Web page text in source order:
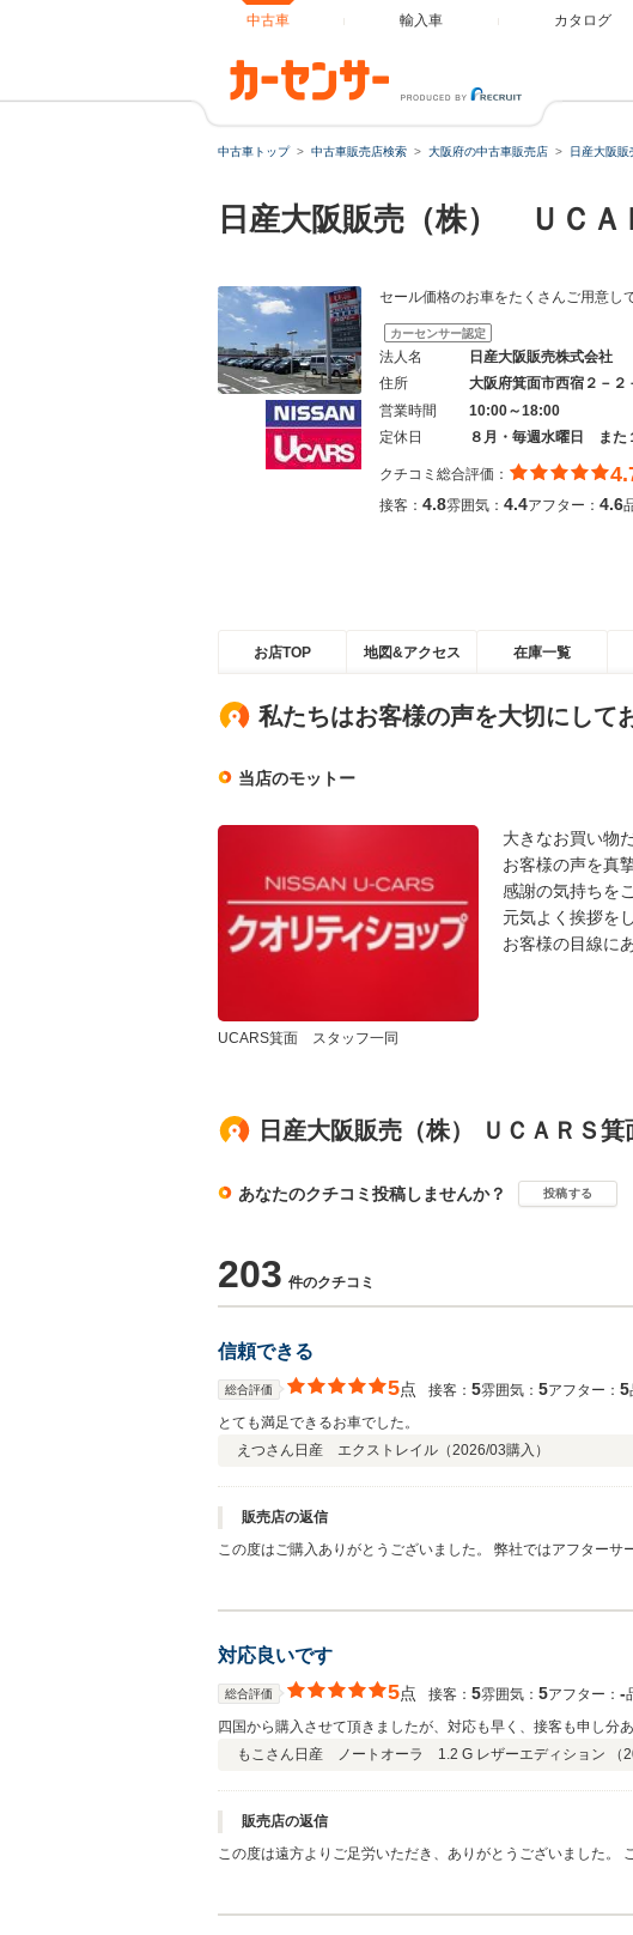
中古車 輸入車 カタログ
中古車トップ 中古車販売店検索 大阪府の中古車販売店 日産大阪
日産大阪販売（株） ＵＣＡ
セール価格のお車をたくさんご用意し
カーセンサー認定
法人名
日産大阪販売株式会社
住所
大阪府箕面市西宿２－２
営業時間
10:00～18:00
定休日
８月・毎週水曜日 また
クチコミ総合評価：
接客： 4.8雰囲気： 4.4アフター： 4.6
お店TOP 地図&アクセス 在庫一覧
私たちはお客様の声を大切にして
当店のモットー
UCARS箕面 スタッフ一同
大きなお買い物
お客様の声を真
感謝の気持ちを
元気よく挨拶を
お客様の目線に
日産大阪販売（株） ＵＣＡＲＳ
あなたのクチコミ投稿しませんか？ 投稿する
203 件のクチコミ
信頼できる
総合評価 5点 接客： 5雰囲気： 5アフター： 5
とても満足できるお車でした。
えつさん 日産 エクストレイル（2026/03購入）
販売店の返信
この度はご購入ありがとうございました。 弊社ではアフター
対応良いです
総合評価 5点 接客： 5雰囲気： 5アフター： ‐
四国から購入させて頂きましたが、対応も早く、接客も申し分
もこさん 日産 ノートオーラ 1.2 G レザーエディション （
販売店の返信
この度は遠方よりご足労いただき、ありがとうございました。